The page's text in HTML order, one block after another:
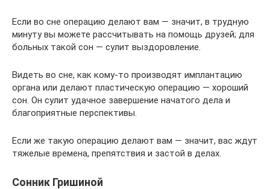
Если во сне операцию делают вам — значит, в трудную
минуту вы можете рассчитывать на помощь друзей; для
больных такой сон — сулит выздоровление.
Видеть во сне, как кому-то производят имплантацию
органа или делают пластическую операцию — хороший
сон. Он сулит удачное завершение начатого дела и
благоприятные перспективы.
Если же такую операцию делают вам — значит, вас ждут
тяжелые времена, препятствия и застой в делах.
Сонник Гришиной